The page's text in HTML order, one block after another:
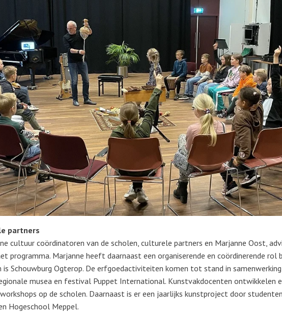
partners
cultuur coördinatoren van de scholen, culturele partners en Marjanne Oost,
programma. Marjanne heeft daarnaast een organiserende en coördinerende rol
Schouwburg Ogterop. De erfgoedactiviteiten komen tot stand in
musea en festival Puppet International. Kunstvakdocenten ontwikkelen
op de scholen. Daarnaast is er een jaarlijks kunstproject door
Hogeschool Meppel.